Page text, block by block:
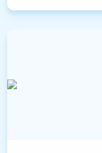
voor elkaar?
over